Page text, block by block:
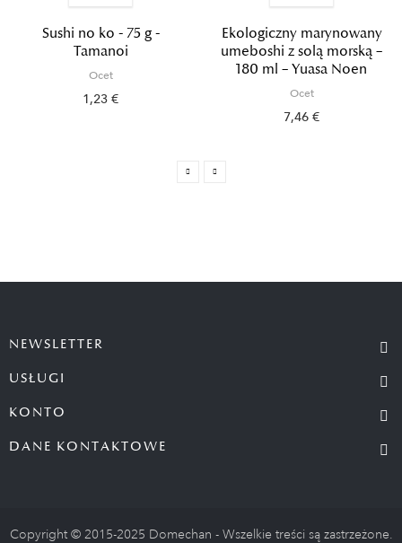
Sushi no ko - 75 g -
Tamanoi
Ocet
1,23 €
Ekologiczny marynowany
umeboshi z solą morską –
180 ml – Yuasa Noen
Ocet
7,46 €
NEWSLETTER
USŁUGI
KONTO
DANE KONTAKTOWE
Copyright © 2015-2025 Domechan - Wszelkie treści są zastrzeżone.